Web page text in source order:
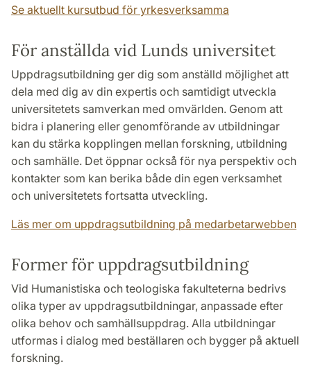
Se aktuellt kursutbud för yrkesverksamma
För anställda vid Lunds universitet
Uppdragsutbildning ger dig som anställd möjlighet att
dela med dig av din expertis och samtidigt utveckla
universitetets samverkan med omvärlden. Genom att
bidra i planering eller genomförande av utbildningar
kan du stärka kopplingen mellan forskning, utbildning
och samhälle. Det öppnar också för nya perspektiv och
kontakter som kan berika både din egen verksamhet
och universitetets fortsatta utveckling.
Läs mer om uppdragsutbildning på medarbetarwebben
Former för uppdragsutbildning
Vid Humanistiska och teologiska fakulteterna bedrivs
olika typer av uppdragsutbildningar, anpassade efter
olika behov och samhällsuppdrag. Alla utbildningar
utformas i dialog med beställaren och bygger på aktuell
forskning.